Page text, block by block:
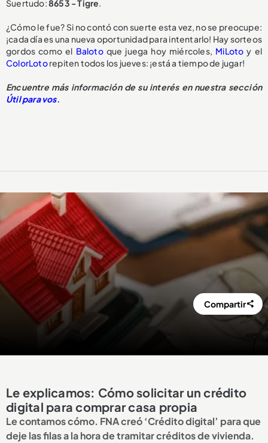
Suertudo:8653 - Tigre.
¿Cómo le fue? Si no contó con suerte esta vez, no se preocupe:
¡cada día es una nueva oportunidad para intentarlo! Hay sorteos
gordos como el Balotoque juega hoy miércoles, MiLoto y el
ColorLotorepiten todos los jueves: ¡está a tiempo de jugar!
Encuentre más información de su interés en nuestra sección
Útil para vos.
Compartir
Le explicamos: Cómo solicitar un crédito
digital para comprar casa propia
Le contamos cómo. FNA creó ‘Crédito digital’ para que
deje las filas a la hora de tramitar créditos de vivienda.